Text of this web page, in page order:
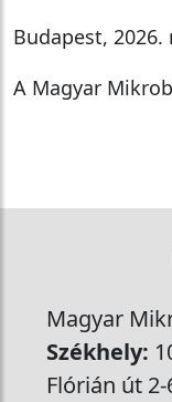
Budapest, 2026.
A Magyar
Magyar
Székhely:
Flórián út 2-